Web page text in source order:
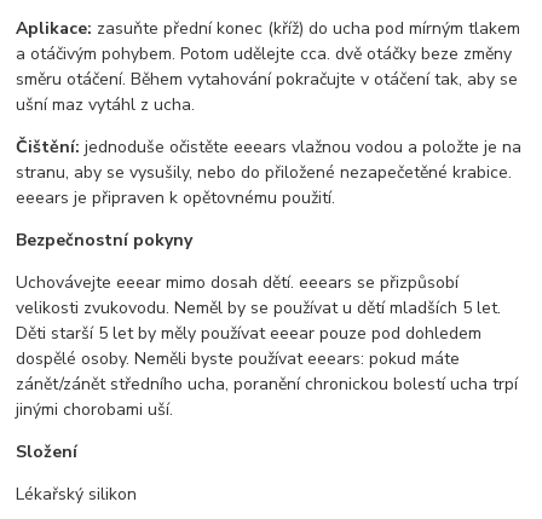
Aplikace: zasuňte přední konec (kříž) do ucha pod mírným tlakem
a otáčivým pohybem. Potom udělejte cca. dvě otáčky beze změny
směru otáčení. Během vytahování pokračujte v otáčení tak, aby se
ušní maz vytáhl z ucha.
Čištění: jednoduše očistěte eeears vlažnou vodou a položte je na
stranu, aby se vysušily, nebo do přiložené nezapečetěné krabice.
eeears je připraven k opětovnému použití.
Bezpečnostní pokyny
Uchovávejte eeear mimo dosah dětí. eeears se přizpůsobí
velikosti zvukovodu. Neměl by se používat u dětí mladších 5 let.
Děti starší 5 let by měly používat eeear pouze pod dohledem
dospělé osoby. Neměli byste používat eeears: pokud máte
zánět/zánět středního ucha, poranění chronickou bolestí ucha trpí
jinými chorobami uší.
Složení
Lékařský silikon